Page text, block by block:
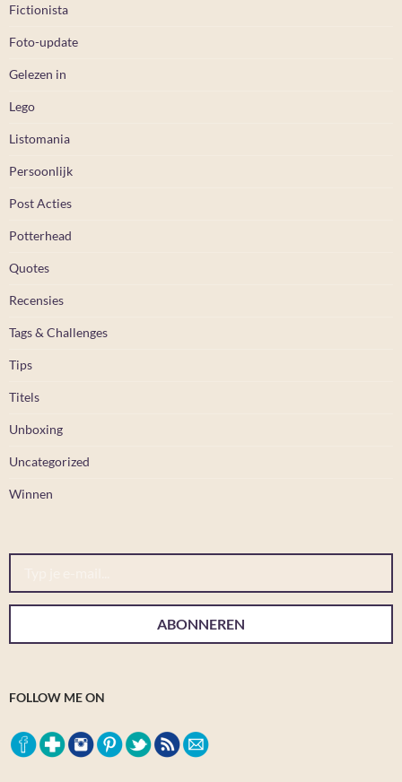
Fictionista
Foto-update
Gelezen in
Lego
Listomania
Persoonlijk
Post Acties
Potterhead
Quotes
Recensies
Tags & Challenges
Tips
Titels
Unboxing
Uncategorized
Winnen
Typ je e-mail...
ABONNEREN
FOLLOW ME ON